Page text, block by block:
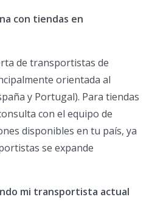
con tiendas en
de transportistas de
orientada al
y Portugal). Para tiendas
con el equipo de
disponibles en tu país, ya
se expande
mi transportista actual